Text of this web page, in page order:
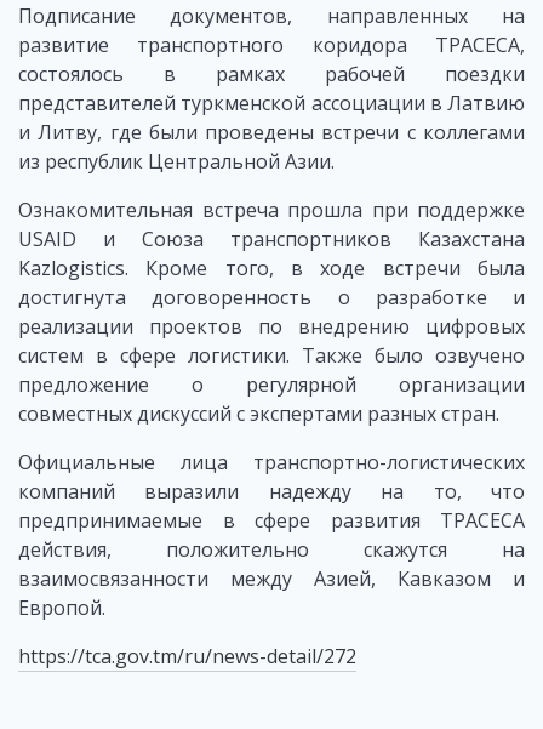
Подписание документов, направленных на
развитие транспортного коридора ТРАСЕСА,
состоялось в рамках рабочей поездки
представителей туркменской ассоциации в Латвию
и Литву, где были проведены встречи с коллегами
из республик Центральной Азии.
Ознакомительная встреча прошла при поддержке
USAID и Союза транспортников Казахстана
Kazlogistics. Кроме того, в ходе встречи была
достигнута договоренность о разработке и
реализации проектов по внедрению цифровых
систем в сфере логистики. Также было озвучено
предложение о регулярной организации
совместных дискуссий с экспертами разных стран.
Официальные лица транспортно-логистических
компаний выразили надежду на то, что
предпринимаемые в сфере развития ТРАСЕСА
действия, положительно скажутся на
взаимосвязанности между Азией, Кавказом и
Европой.
https://tca.gov.tm/ru/news-detail/272